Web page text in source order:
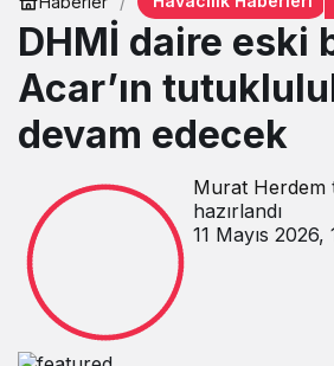
DHMİ daire eski
Acar’ın
devam edecek
Murat Herdem
hazırlandı
11 Mayıs 2026,